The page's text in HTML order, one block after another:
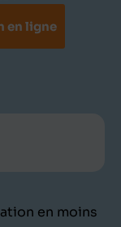
en ligne
en moins